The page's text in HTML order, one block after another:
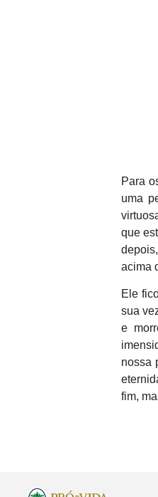
Para
uma
que
acima
Ele
sua
e
nossa
fim,